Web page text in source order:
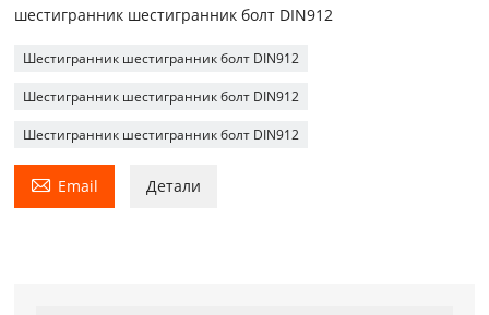
шестигранник шестигранник болт DIN912
Шестигранник шестигранник болт DIN912
Шестигранник шестигранник болт DIN912
Шестигранник шестигранник болт DIN912
 Email Детали